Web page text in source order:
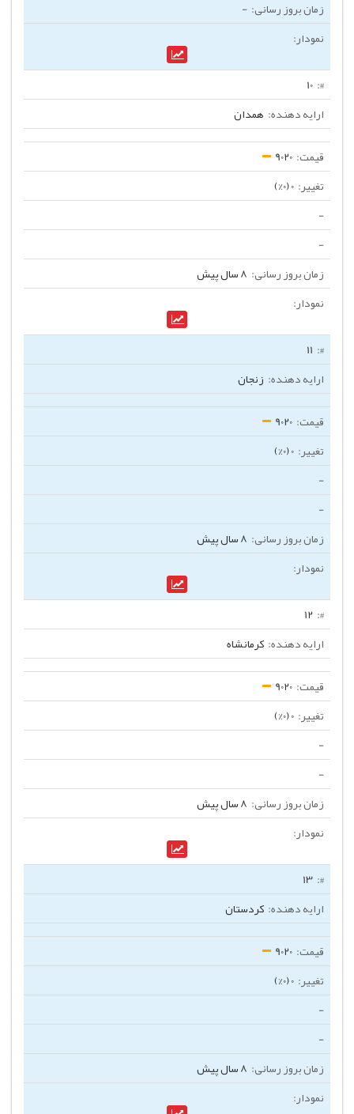
-
10
همدان
9020
0 (0%)
-
-
8 سال پیش
11
زنجان
9020
0 (0%)
-
-
8 سال پیش
12
کرمانشاه
9020
0 (0%)
-
-
8 سال پیش
13
کردستان
9020
0 (0%)
-
-
8 سال پیش